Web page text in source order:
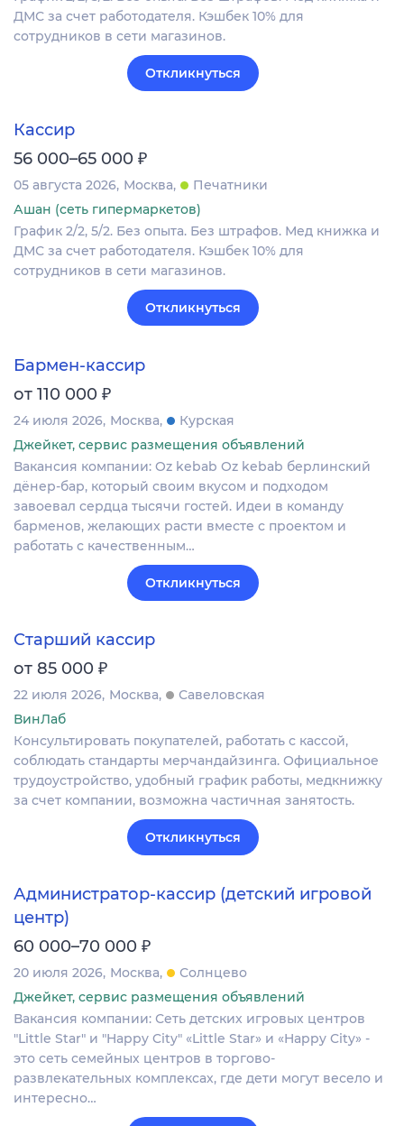
ДМС за счет работодателя. Кэшбек 10% для
сотрудников в сети магазинов.
Откликнуться
Кассир
56 000–65 000 ₽
05 августа 2026 Москва
Печатники
Ашан (сеть гипермаркетов)
График 2/2, 5/2. Без опыта. Без штрафов. Мед книжка и
ДМС за счет работодателя. Кэшбек 10% для
сотрудников в сети магазинов.
Откликнуться
Бармен-кассир
от 110 000 ₽
24 июля 2026 Москва
Курская
Джейкет, сервис размещения объявлений
Вакансия компании: Oz kebab Oz kebab берлинский
дёнер-бар, который своим вкусом и подходом
завоевал сердца тысячи гостей. Идеи в команду
барменов, желающих расти вместе с проектом и
работать с качественным…
Откликнуться
Старший кассир
от 85 000 ₽
22 июля 2026 Москва
Савеловская
ВинЛаб
Консультировать покупателей, работать с кассой,
соблюдать стандарты мерчандайзинга. Официальное
трудоустройство, удобный график работы, медкнижку
за счет компании, возможна частичная занятость.
Откликнуться
Администратор-кассир (детский игровой
центр)
60 000–70 000 ₽
20 июля 2026 Москва
Солнцево
Джейкет, сервис размещения объявлений
Вакансия компании: Сеть детских игровых центров
"Little Star" и "Happy City" «Little Star» и «Happy City» -
это сеть семейных центров в торгово-
развлекательных комплексах, где дети могут весело и
интересно…